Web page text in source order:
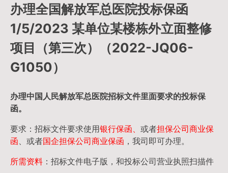
办理全国解放军总医院投标保函
1/5/2023 某单位某楼栋外立面整修
项目（第三次）（2022-JQ06-
G1050）
办理中国人民解放军总医院招标文件里面要求的投标保
函。
要求：招标文件要求使用银行保函、 或者担保公司商业保
函 、或者国企担保公司商业保函 ，我司即可办理。
所需资料 ：招标文件电子版，和投标公司营业执照扫描件